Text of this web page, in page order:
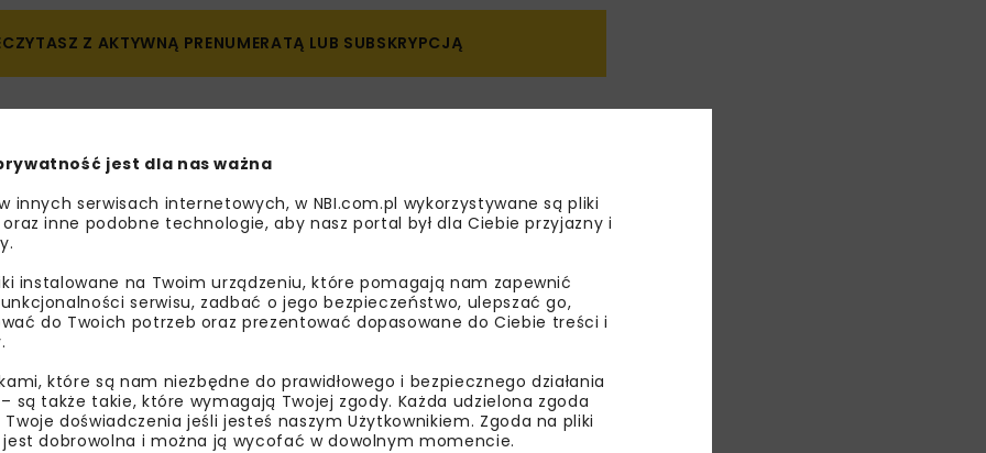
Z AKTYWNĄ PRENUMERATĄ LUB SUBSKRYPCJĄ
lub
dostępdo
z serwisu i czasopisma
do treści!
jest dla nas ważna
innych serwisach internetowych, w NBI.com.pl wykorzystywane są pliki
inne podobne technologie, aby nasz portal był dla Ciebie przyjazny i
instalowane na Twoim urządzeniu, które pomagają nam zapewnić
serwisu, zadbać o jego bezpieczeństwo, ulepszać go,
do Twoich potrzeb oraz prezentować dopasowane do Ciebie treści i
które są nam niezbędne do prawidłowego i bezpiecznego działania
są także takie, które wymagają Twojej zgody. Każda udzielona zgoda
doświadczenia jeśli jesteś naszym Użytkownikiem. Zgoda na pliki
dobrowolna i można ją wycofać w dowolnym momencie.